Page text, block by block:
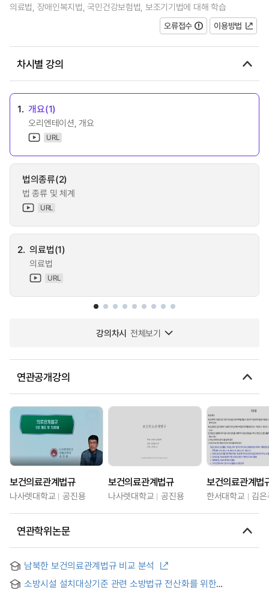
의료법, 장애인복지법, 국민건강보험법, 보조기기법에 대해 학습
오류접수
이용방법
차시별 강의
1. 개요(1)
오리엔테이션, 개요
URL
법의종류(2)
법 종류 및 체계
URL
2. 의료법(1)
의료법
URL
강의차시 전체보기
연관공개강의
보건의료관계법규
나사렛대학교 공진용
보건의료관계법규
나사렛대학교 공진용
보건의료관계법
한서대학교 김
연관학위논문
남북한 보건의료관계법규 비교 분석
소방시설 설치대상기준 관련 소방법규 전산화를 위한